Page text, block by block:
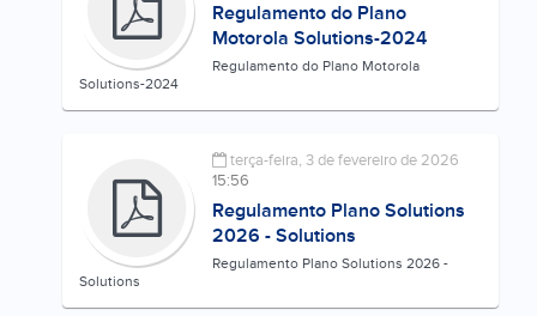
Regulamento do Plano
Motorola Solutions-2024
Regulamento do Plano Motorola
Solutions-2024
terça-feira, 3 de fevereiro de 2026
15:56
Regulamento Plano Solutions
2026 - Solutions
Regulamento Plano Solutions 2026 -
Solutions